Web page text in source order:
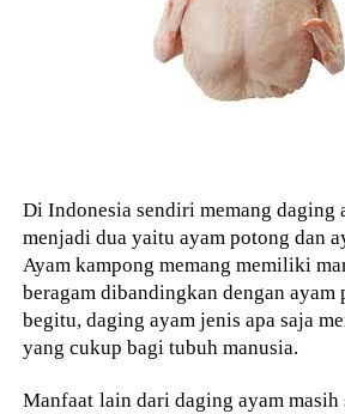
Di Indonesia sendiri memang daging
menjadi dua yaitu ayam potong dan
Ayam kampong memang memiliki
beragam dibandingkan dengan ayam
begitu, daging ayam jenis apa saja
yang cukup bagi tubuh manusia.
Manfaat lain dari daging ayam masih